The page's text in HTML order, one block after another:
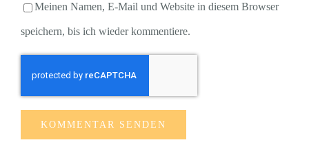
Meinen Namen, E-Mail und Website in diesem Browser
speichern, bis ich wieder kommentiere.